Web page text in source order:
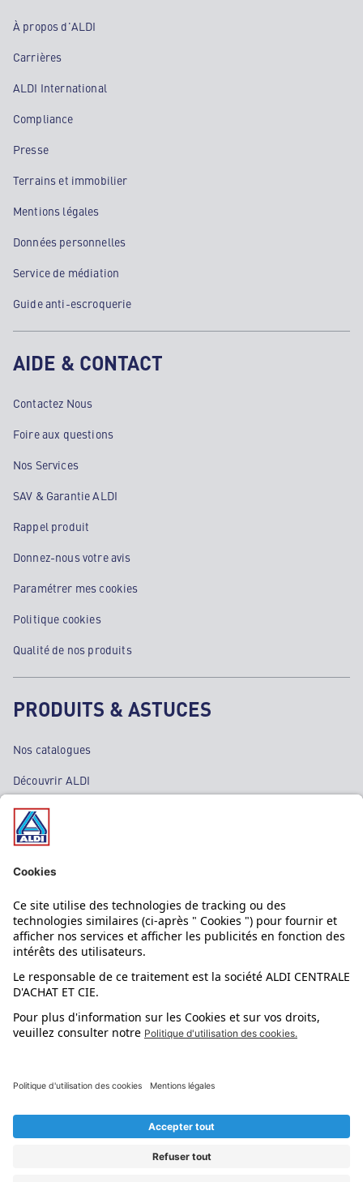
À propos d'ALDI
Carrières
ALDI International
Compliance
Presse
Terrains et immobilier
Mentions légales
Données personnelles
Service de médiation
Guide anti-escroquerie
AIDE & CONTACT
Contactez Nous
Foire aux questions
Nos Services
SAV & Garantie ALDI
Rappel produit
Donnez-nous votre avis
Paramétrer mes cookies
Politique cookies
Qualité de nos produits
PRODUITS & ASTUCES
Nos catalogues
Découvrir ALDI
Nos bons plans
Nos rayons
Nos marques
Nos astuces
Évènements
L'application mobile